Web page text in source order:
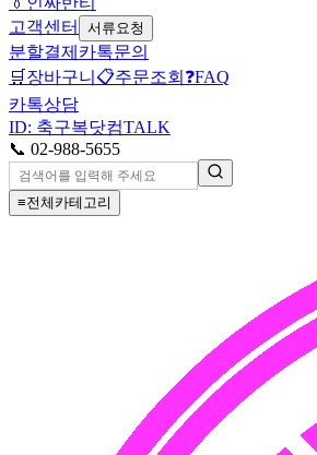
고객센터
서류요청
분할결제 카톡문의
🛒 장바구니 📋주문조회 ❓FAQ
카톡상담
ID: 축구복닷컴TALK
📞 02-988-5655
≡전체카테고리